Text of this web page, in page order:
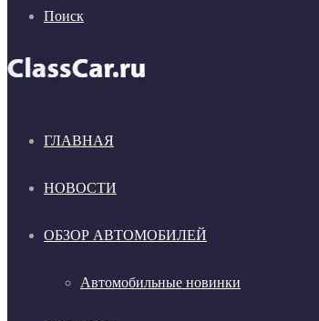
Поиск
ГЛАВНАЯ
НОВОСТИ
ОБЗОР АВТОМОБИЛЕЙ
Автомобильные новинки